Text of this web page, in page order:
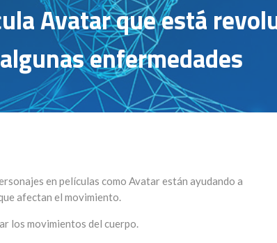
Avatar que está
algunas enfermedades
en películas como Avatar están ayudando a
afectan el movimiento.
los movimientos del cuerpo.